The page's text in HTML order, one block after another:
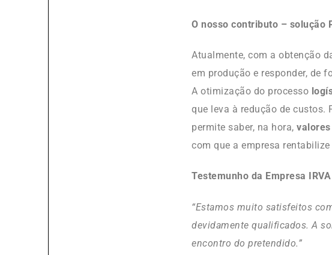
O nosso contributo – solução
Atualmente, com a obtenção
em produção e responder, de
A otimização do processo
que leva à redução de
permite saber, na hora,
com que a empresa
Testemunho da Empresa IRVA
“Estamos muito satisfeitos
devidamente qualificados. A
encontro do pretendido.”